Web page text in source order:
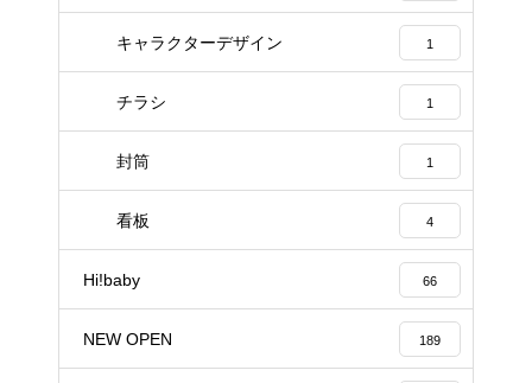
キャラクターデザイン 1
チラシ 1
封筒 1
看板 4
Hi!baby 66
NEW OPEN 189